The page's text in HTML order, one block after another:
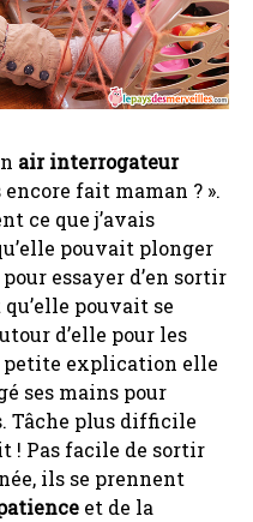
air interrogateur
encore fait maman ? ».
ce que j’avais
pouvait plonger
essayer d’en sortir
pouvait se
d’elle pour les
petite explication elle
ses mains pour
Tâche plus difficile
! Pas facile de sortir
ils se prennent
et de la